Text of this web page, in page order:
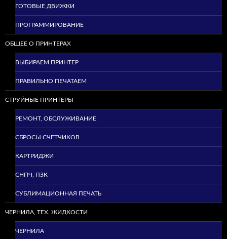
ГОТОВЫЕ ДВИЖКИ
ПРОГРАММИРОВАНИЕ
ОБЩЕЕ О ПРИНТЕРАХ
ВЫБИРАЕМ ПРИНТЕР
ПРАВИЛЬНО ПЕЧАТАЕМ
СТРУЙНЫЕ ПРИНТЕРЫ
РЕМОНТ, ОБСЛУЖИВАНИЕ
СБРОСЫ СЧЕТЧИКОВ
КАРТРИДЖИ
СНПЧ, ПЗК
СУБЛИМАЦИОННАЯ ПЕЧАТЬ
ЧЕРНИЛА, ТЕХ. ЖИДКОСТИ
ЧЕРНИЛА